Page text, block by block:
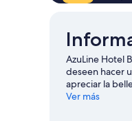
AzuLine Hotel
deseen hacer
apreciar la
Circuito de
Ver más